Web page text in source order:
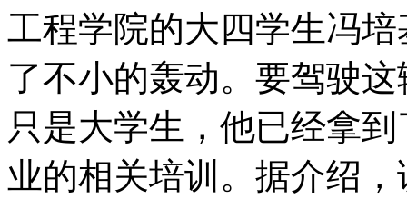
工程学院的大四学生冯
了不小的轰动。要驾驶
只是大学生，他已经拿
业的相关培训。据介绍